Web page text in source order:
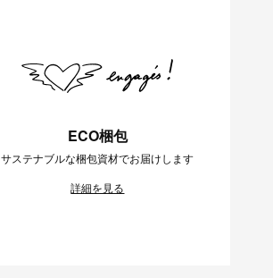
ECO梱包
サステナブルな梱包資材でお届けします
詳細を見る